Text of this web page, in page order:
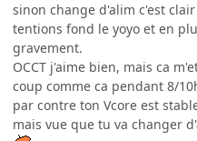
sinon change d'alim c'est
tentions fond le yoyo et en
gravement.
OCCT j'aime bien, mais ca
coup comme ca pendant 8/
par contre ton Vcore est
mais vue que tu va changer